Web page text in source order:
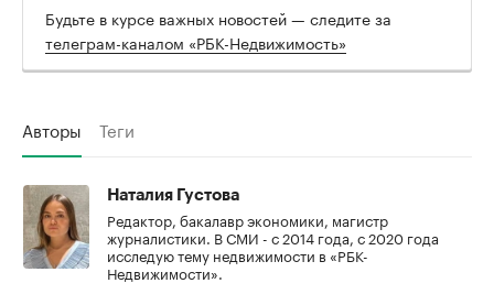
Будьте в курсе важных новостей — следите за
телеграм-каналом «РБК-Недвижимость»
Авторы Теги
Наталия Густова
Редактор, бакалавр экономики, магистр
журналистики. В СМИ - с 2014 года, с 2020 года
исследую тему недвижимости в «РБК-
Недвижимости».